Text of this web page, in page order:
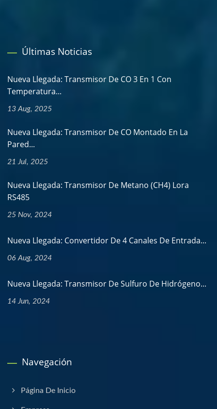
Últimas Noticias
Nueva Llegada: Transmisor De CO 3 En 1 Con
Temperatura...
13 Aug, 2025
Nueva Llegada: Transmisor De CO Montado En La
Pared...
21 Jul, 2025
Nueva Llegada: Transmisor De Metano (CH4) Lora
RS485
25 Nov, 2024
Nueva Llegada: Convertidor De 4 Canales De Entrada...
06 Aug, 2024
Nueva Llegada: Transmisor De Sulfuro De Hidrógeno...
14 Jun, 2024
Navegación
Página De Inicio